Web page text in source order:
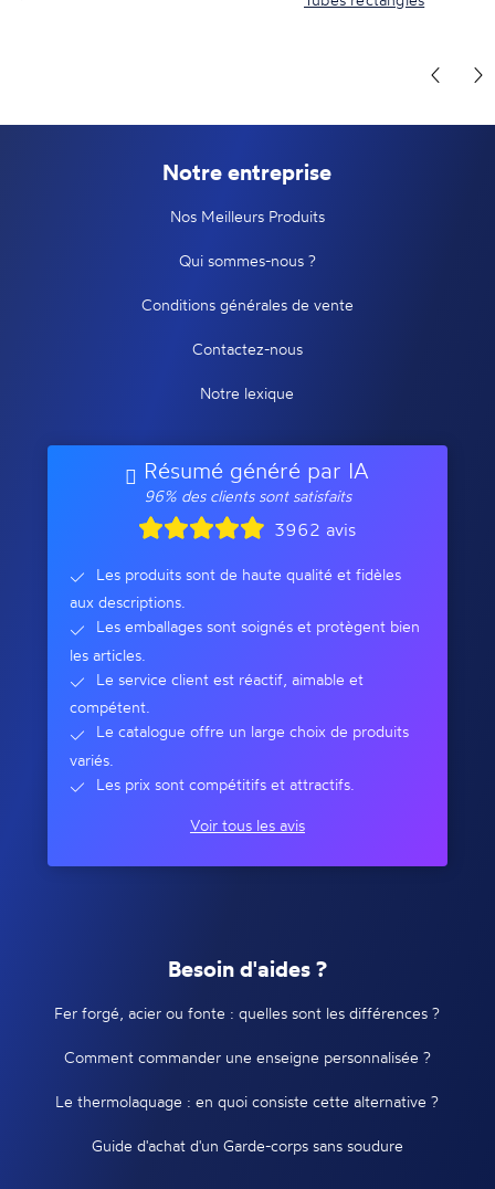
Notre entreprise
Nos Meilleurs Produits
Qui sommes-nous ?
Conditions générales de vente
Contactez-nous
Notre lexique
Résumé généré par IA
96% des clients sont satisfaits
3962 avis
Les produits sont de haute qualité et fidèles
aux descriptions.
Les emballages sont soignés et protègent bien
les articles.
Le service client est réactif, aimable et
compétent.
Le catalogue offre un large choix de produits
variés.
Les prix sont compétitifs et attractifs.
Voir tous les avis
Besoin d'aides ?
Fer forgé, acier ou fonte : quelles sont les différences ?
Comment commander une enseigne personnalisée ?
Le thermolaquage : en quoi consiste cette alternative ?
Guide d'achat d'un Garde-corps sans soudure